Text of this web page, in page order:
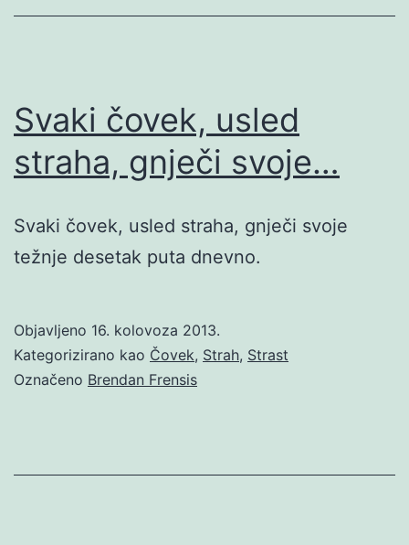
Svaki čovek, usled
straha, gnječi svoje…
Svaki čovek, usled straha, gnječi svoje
težnje desetak puta dnevno.
Objavljeno 16. kolovoza 2013.
Kategorizirano kao Čovek, Strah, Strast
Označeno Brendan Frensis